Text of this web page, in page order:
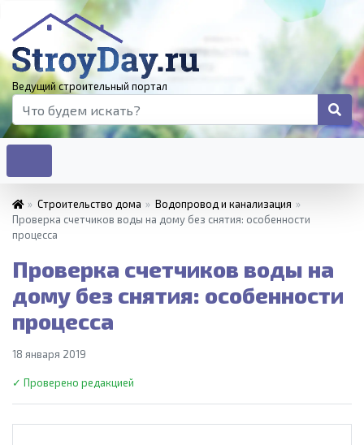
Ведущий строительный портал
» Строительство дома » Водопровод и канализация »
Проверка счетчиков воды на дому без снятия: особенности
процесса
Проверка счетчиков воды на
дому без снятия: особенности
процесса
18 января 2019
✓ Проверено редакцией